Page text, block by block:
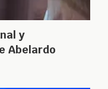
y
Abelardo